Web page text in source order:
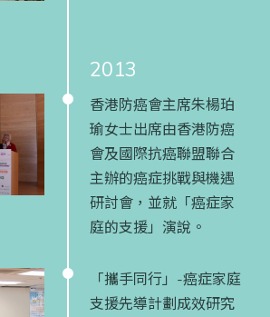
2013
香港防癌會主席朱楊珀
瑜女士出席由香港防癌
會及國際抗癌聯盟聯合
主辦的癌症挑戰與機遇
研討會，並就「癌症家
庭的支援」演說。
「攜手同行」-癌症家庭
支援先導計劃成效研究